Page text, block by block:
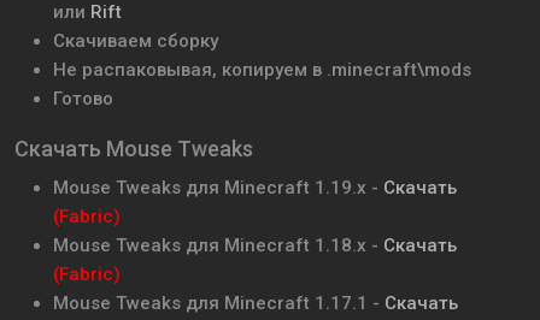
или Rift
Скачиваем сборку
Не распаковывая, копируем в .minecraft\mods
Готово
Скачать Mouse Tweaks
Mouse Tweaks для Minecraft 1.19.x - Скачать
(Fabric)
Mouse Tweaks для Minecraft 1.18.x - Скачать
(Fabric)
Mouse Tweaks для Minecraft 1.17.1 - Скачать